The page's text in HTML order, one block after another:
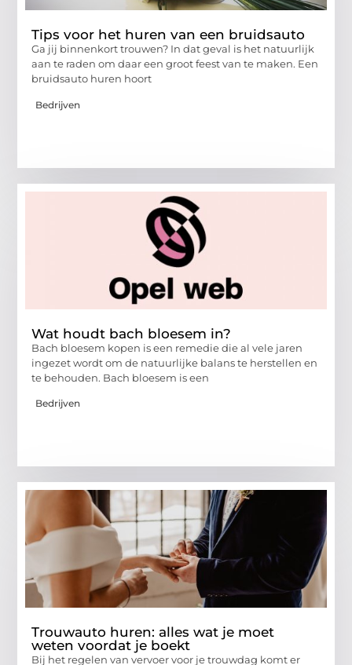
Tips voor het huren van een bruidsauto
Ga jij binnenkort trouwen? In dat geval is het natuurlijk
aan te raden om daar een groot feest van te maken. Een
bruidsauto huren hoort
Bedrijven
Wat houdt bach bloesem in?
Bach bloesem kopen is een remedie die al vele jaren
ingezet wordt om de natuurlijke balans te herstellen en
te behouden. Bach bloesem is een
Bedrijven
Trouwauto huren: alles wat je moet
weten voordat je boekt
Bij het regelen van vervoer voor je trouwdag komt er